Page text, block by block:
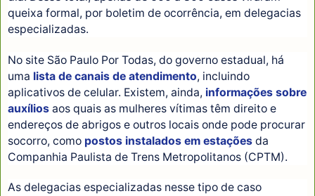
queixa formal, por boletim de ocorrência, em delegacias
especializadas.
No site São Paulo Por Todas, do governo estadual, há
uma lista de canais de atendimento, incluindo
aplicativos de celular. Existem, ainda, informações sobre
auxílios aos quais as mulheres vítimas têm direito e
endereços de abrigos e outros locais onde pode procurar
socorro, como postos instalados em estações da
Companhia Paulista de Trens Metropolitanos (CPTM).
As delegacias especializadas nesse tipo de caso